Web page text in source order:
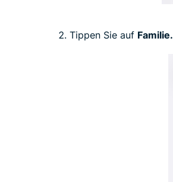
Tippen Sie auf Familie.